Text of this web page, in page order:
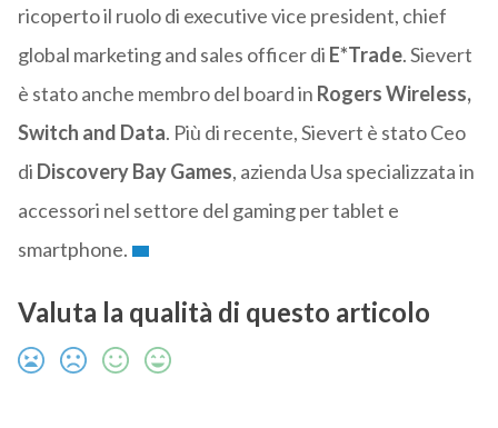
ricoperto il ruolo di executive vice president, chief
global marketing and sales officer di E*Trade. Sievert
è stato anche membro del board in Rogers Wireless,
Switch and Data. Più di recente, Sievert è stato Ceo
di Discovery Bay Games, azienda Usa specializzata in
accessori nel settore del gaming per tablet e
smartphone.
Valuta la qualità di questo articolo